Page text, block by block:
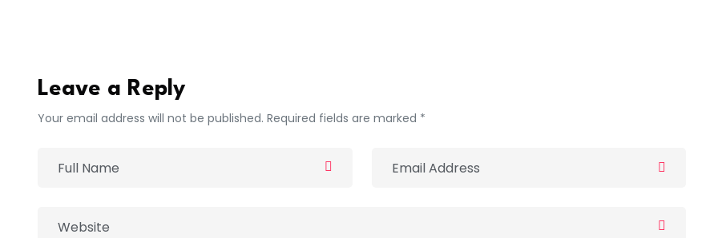
Leave a Reply
Your email address will not be published. Required fields are marked *